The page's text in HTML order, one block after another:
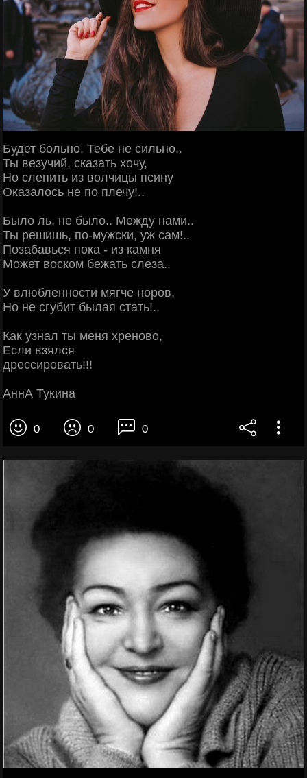
Будет больно. Тебе не сильно..
Ты везучий, сказать хочу,
Но слепить из волчицы псину
Оказалось не по плечу!..
Было ль, не было.. Между нами..
Ты решишь, по-мужски, уж сам!..
Позабавься пока - из камня
Может воском бежать слеза..
У влюбленности мягче норов,
Но не сгубит былая стать!..
Как узнал ты меня хреново,
Если взялся
дрессировать!!!
АннА Тукина
0 0 0